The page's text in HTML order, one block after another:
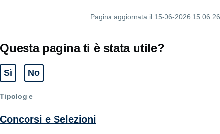
Pagina aggiornata il 15-06-2026 15:06:26
Questa pagina ti è stata utile?
Sì
Tipologie
Concorsi e Selezioni